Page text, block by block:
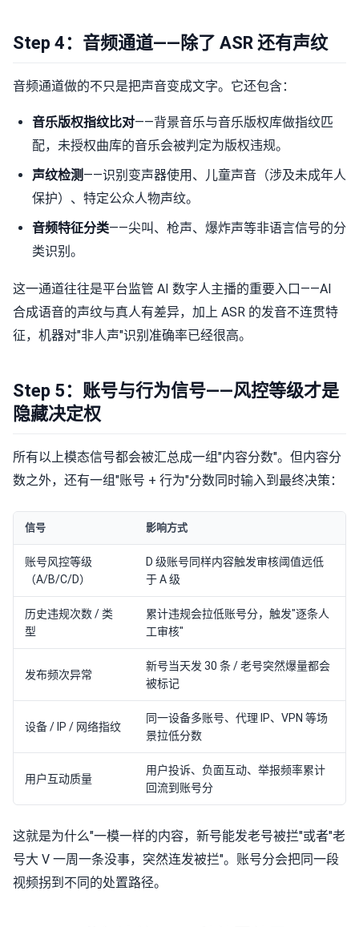
Step 4：音频通道——除了 ASR 还有声纹
音频通道做的不只是把声音变成文字。它还包含：
音乐版权指纹比对——背景音乐与音乐版权库做指纹匹
配，未授权曲库的音乐会被判定为版权违规。
声纹检测——识别变声器使用、儿童声音（涉及未成年人
保护）、特定公众人物声纹。
音频特征分类——尖叫、枪声、爆炸声等非语言信号的分
类识别。
这一通道往往是平台监管 AI 数字人主播的重要入口——AI
合成语音的声纹与真人有差异，加上 ASR 的发音不连贯特
征，机器对"非人声"识别准确率已经很高。
Step 5：账号与行为信号——风控等级才是
隐藏决定权
所有以上模态信号都会被汇总成一组"内容分数"。但内容分
数之外，还有一组"账号 + 行为"分数同时输入到最终决策：
信号 影响方式
账号风控等级
（A/B/C/D）
D 级账号同样内容触发审核阈值远低
于 A 级
历史违规次数 / 类
型
累计违规会拉低账号分，触发"逐条人
工审核"
发布频次异常
新号当天发 30 条 / 老号突然爆量都会
被标记
设备 / IP / 网络指纹
同一设备多账号、代理 IP、VPN 等场
景拉低分数
用户互动质量
用户投诉、负面互动、举报频率累计
回流到账号分
这就是为什么"一模一样的内容，新号能发老号被拦"或者"老
号大 V 一周一条没事，突然连发被拦"。账号分会把同一段
视频拐到不同的处置路径。